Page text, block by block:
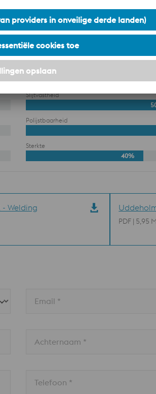
Referentie staal AISI D2
Corrosiebestendigheid
Slijtvastheid
Polijstbaarheid
Sterkte
40%
- Welding
PDF | 5,95
Email *
Achternaam *
Telefoon *